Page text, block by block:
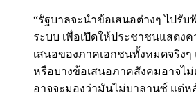
“รัฐบาลจะนำข้อเสนอต่างๆ ไปรั
ระบบ เพื่อเปิดให้ประชาชนแสดง
เสนอของภาคเอกชนทั้งหมดจริงๆ
หรือบางข้อเสนอภาคสังคมอาจไม่
อาจจะมองว่ามันไม่บาลานซ์ แต่